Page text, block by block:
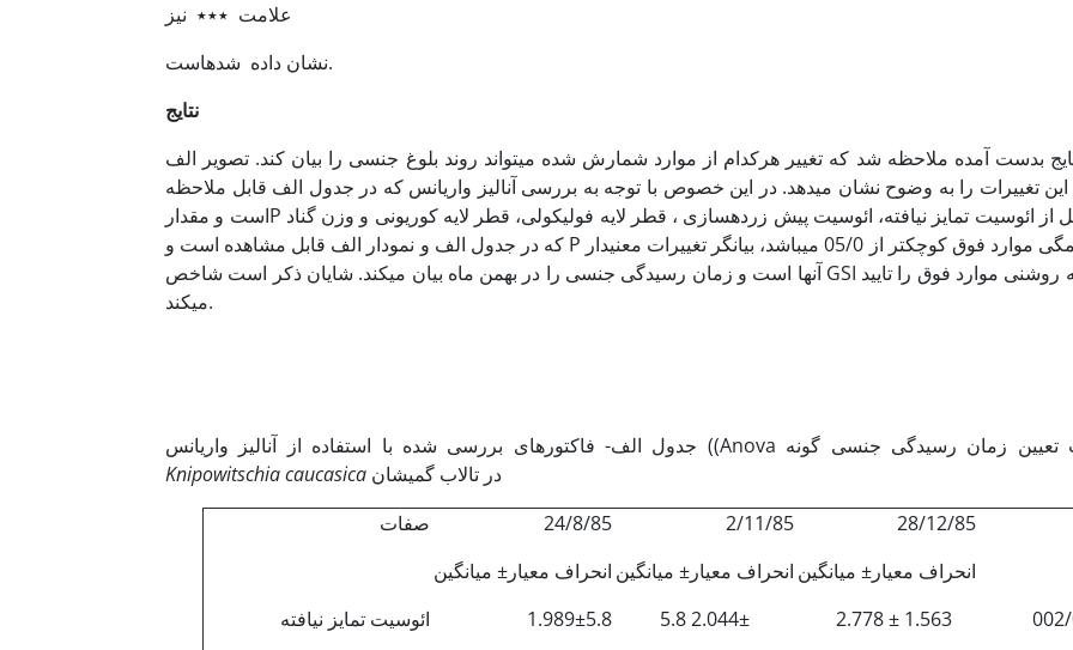
علامت ٭٭٭ نیز
نشان داده شده­است.
نتایج
بدست آمده ملاحظه شد که تغییر هرکدام از موارد شمارش شده می­تواند روند بلوغ جنسی را بیان کند. تصویر الف
این تغییرات را به وضوح نشان می­دهد. در این خصوص با توجه به بررسی آنالیز واریانس که در جدول الف قابل ملاحظه
است و مقدارP حاصل از ائوسیت تمایز نیافته، ائوسیت پیش زرده­سازی ، قطر لایه فولیکولی­، قطر لایه کوریونی و وزن گناد
که در جدول الف و نمودار الف قابل مشاهده است و P در همگی موارد فوق کوچکتر از 05/0 می­باشد، بیانگر تغییرات معنی­دار
آنها است و زمان رسیدگی جنسی را در بهمن ماه بیان می­کند. شایان ذکر است شاخص GSI نیز به روشنی موارد فوق را تایید
می­کند.
جدول الف- فاکتورهای بررسی شده با استفاده از آنالیز واریانس ((Anova تعیین زمان رسیدگی جنسی گونه
Knipowitschia caucasica
در تالاب گمیشان
28/12/85
انحراف معیار± میانگین
2/11/85
انحراف معیار± میانگین
24/8/85
انحراف معیار± میانگین
صفات
1.563 ± 2.778
2.044± 5.8
1.989±5.8 ائوسیت تمایز نیافته